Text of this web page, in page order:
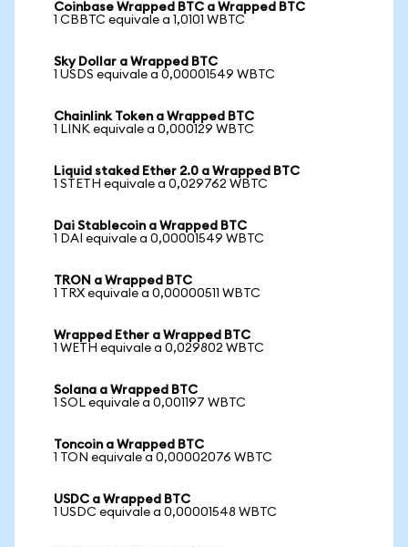
Coinbase Wrapped BTC a Wrapped BTC
1 CBBTC equivale a 1,0101 WBTC
Sky Dollar a Wrapped BTC
1 USDS equivale a 0,00001549 WBTC
Chainlink Token a Wrapped BTC
1 LINK equivale a 0,000129 WBTC
Liquid staked Ether 2.0 a Wrapped BTC
1 STETH equivale a 0,029762 WBTC
Dai Stablecoin a Wrapped BTC
1 DAI equivale a 0,00001549 WBTC
TRON a Wrapped BTC
1 TRX equivale a 0,00000511 WBTC
Wrapped Ether a Wrapped BTC
1 WETH equivale a 0,029802 WBTC
Solana a Wrapped BTC
1 SOL equivale a 0,001197 WBTC
Toncoin a Wrapped BTC
1 TON equivale a 0,00002076 WBTC
USDC a Wrapped BTC
1 USDC equivale a 0,00001548 WBTC